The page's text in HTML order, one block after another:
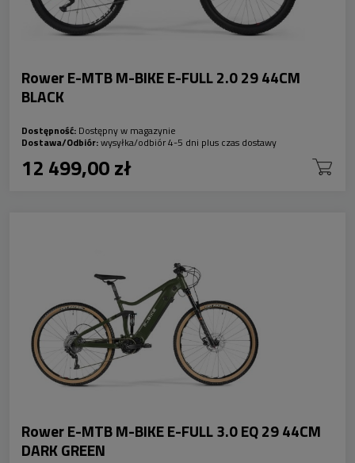
Rower E-MTB M-BIKE E-FULL 2.0 29 44CM
BLACK
Dostępność: Dostępny w magazynie
Dostawa/Odbiór:wysyłka/odbiór 4-5 dni plus czas dostawy
12 499,00 zł
Rower E-MTB M-BIKE E-FULL 3.0 EQ 29 44CM
DARK GREEN